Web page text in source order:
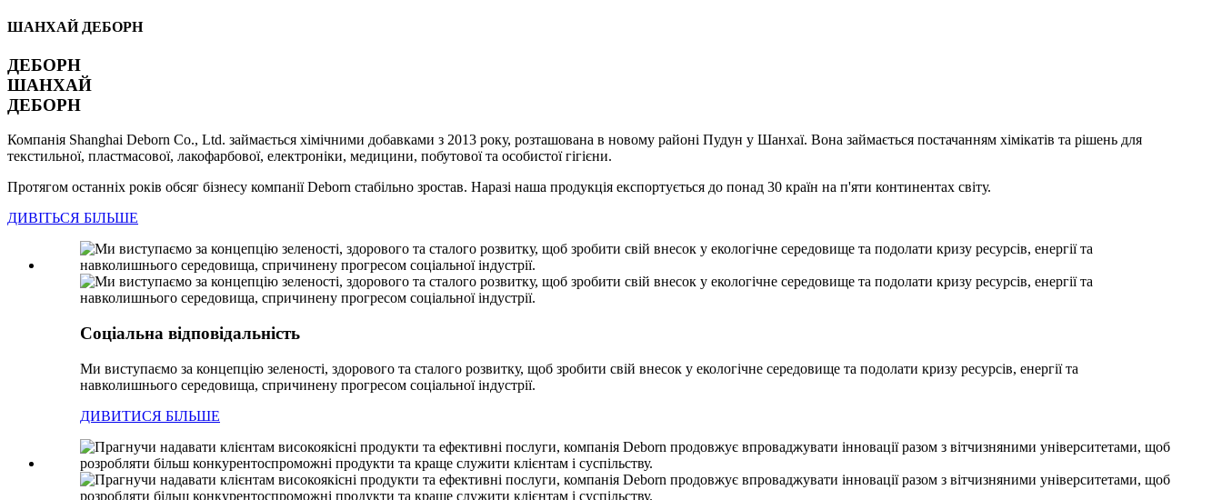
ШАНХАЙ ДЕБОРН
ДЕБОРН
ШАНХАЙ
ДЕБОРН
Компанія Shanghai Deborn Co., Ltd. займається хімічними добавками з 2013 року, розташована в новому районі Пудун у Шанхаї. Вона займається постачанням хімікатів та рішень для
текстильної, пластмасової, лакофарбової, електроніки, медицини, побутової та особистої гігієни.
Протягом останніх років обсяг бізнесу компанії Deborn стабільно зростав. Наразі наша продукція експортується до понад 30 країн на п'яти континентах світу.
ДИВІТЬСЯ БІЛЬШЕ
Соціальна відповідальність
Ми виступаємо за концепцію зеленості, здорового та сталого розвитку, щоб зробити свій внесок у екологічне середовище та подолати кризу ресурсів, енергії та
навколишнього середовища, спричинену прогресом соціальної індустрії.
ДИВИТИСЯ БІЛЬШЕ